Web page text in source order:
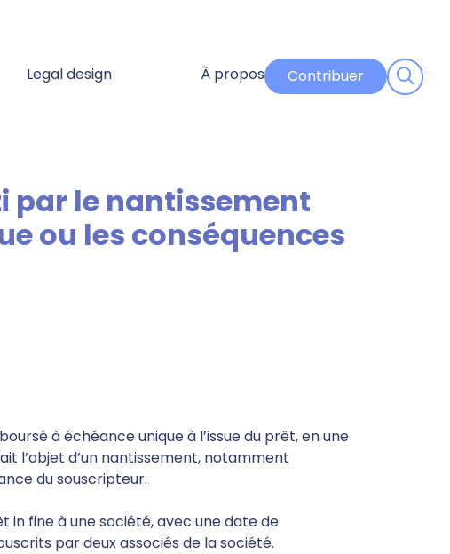
Legal design À propos Contribuer
ou les conséquences
à échéance unique à l’issue du prêt, en une
l’objet d’un nantissement, notamment
du souscripteur.
in fine à une société, avec une date de
par deux associés de la société.